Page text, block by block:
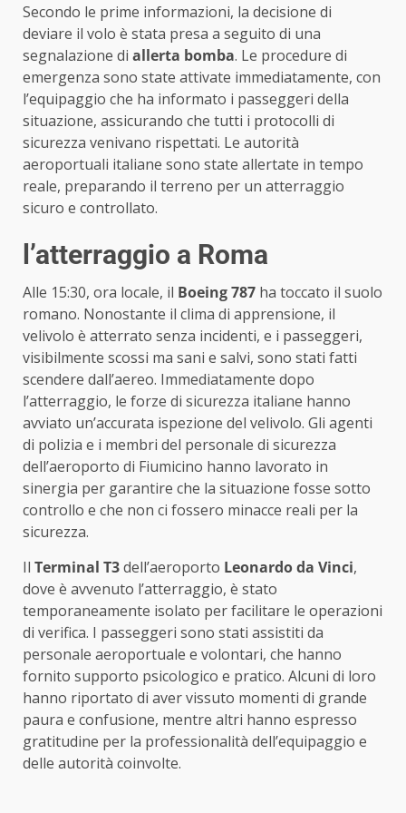
Secondo le prime informazioni, la decisione di
deviare il volo è stata presa a seguito di una
segnalazione di allerta bomba. Le procedure di
emergenza sono state attivate immediatamente, con
l’equipaggio che ha informato i passeggeri della
situazione, assicurando che tutti i protocolli di
sicurezza venivano rispettati. Le autorità
aeroportuali italiane sono state allertate in tempo
reale, preparando il terreno per un atterraggio
sicuro e controllato.
l’atterraggio a Roma
Alle 15:30, ora locale, il Boeing 787 ha toccato il suolo
romano. Nonostante il clima di apprensione, il
velivolo è atterrato senza incidenti, e i passeggeri,
visibilmente scossi ma sani e salvi, sono stati fatti
scendere dall’aereo. Immediatamente dopo
l’atterraggio, le forze di sicurezza italiane hanno
avviato un’accurata ispezione del velivolo. Gli agenti
di polizia e i membri del personale di sicurezza
dell’aeroporto di Fiumicino hanno lavorato in
sinergia per garantire che la situazione fosse sotto
controllo e che non ci fossero minacce reali per la
sicurezza.
Il Terminal T3dell’aeroporto Leonardo da Vinci,
dove è avvenuto l’atterraggio, è stato
temporaneamente isolato per facilitare le operazioni
di verifica. I passeggeri sono stati assistiti da
personale aeroportuale e volontari, che hanno
fornito supporto psicologico e pratico. Alcuni di loro
hanno riportato di aver vissuto momenti di grande
paura e confusione, mentre altri hanno espresso
gratitudine per la professionalità dell’equipaggio e
delle autorità coinvolte.